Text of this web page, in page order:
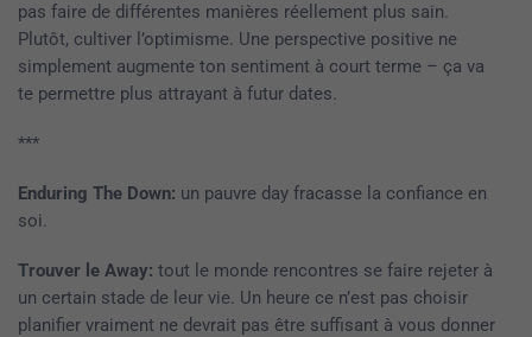
pas faire de différentes manières réellement plus sain.
Plutôt, cultiver l’optimisme. Une perspective positive ne
simplement augmente ton sentiment à court terme – ça va
te permettre plus attrayant à futur dates.
***
Enduring The Down: un pauvre day fracasse la confiance en
soi.
Trouver le Away: tout le monde rencontres se faire rejeter à
un certain stade de leur vie. Un heure ce n’est pas choisir
planifier vraiment ne devrait pas être suffisant à vous donner